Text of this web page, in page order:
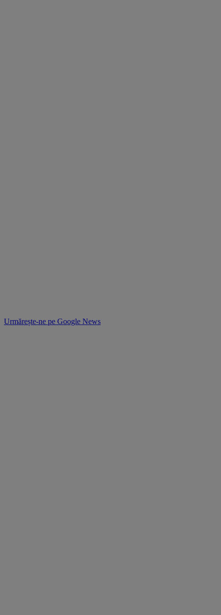
Urmărește-ne pe Google News